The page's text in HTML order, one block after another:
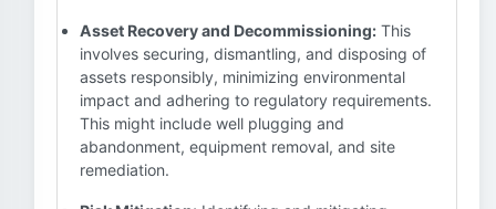
Asset Recovery and Decommissioning: This
involves securing, dismantling, and disposing of
assets responsibly, minimizing environmental
impact and adhering to regulatory requirements.
This might include well plugging and
abandonment, equipment removal, and site
remediation.